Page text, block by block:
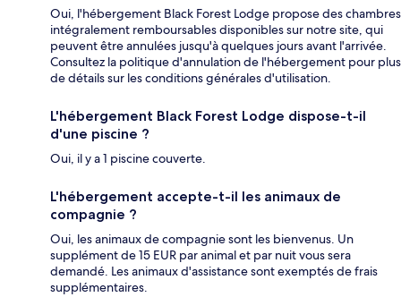
Oui, l'hébergement Black Forest Lodge propose des chambres
intégralement remboursables disponibles sur notre site, qui
peuvent être annulées jusqu'à quelques jours avant l'arrivée.
Consultez la politique d'annulation de l'hébergement pour plus
de détails sur les conditions générales d'utilisation.
L'hébergement Black Forest Lodge dispose-t-il
d'une piscine ?
Oui, il y a 1 piscine couverte.
L'hébergement accepte-t-il les animaux de
compagnie ?
Oui, les animaux de compagnie sont les bienvenus. Un
supplément de 15 EUR par animal et par nuit vous sera
demandé. Les animaux d'assistance sont exemptés de frais
supplémentaires.